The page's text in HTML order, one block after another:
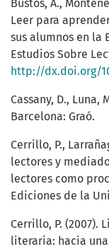
Bustos, A.,
Leer para
sus alumnos en la
Estudios Sobre
http://dx.doi.org/
Cassany, D., Luna,
Barcelona: Graó.
Cerrillo, P.,
lectores y
lectores como
Ediciones de la
Cerrillo, P. (2007).
literaria: hacia